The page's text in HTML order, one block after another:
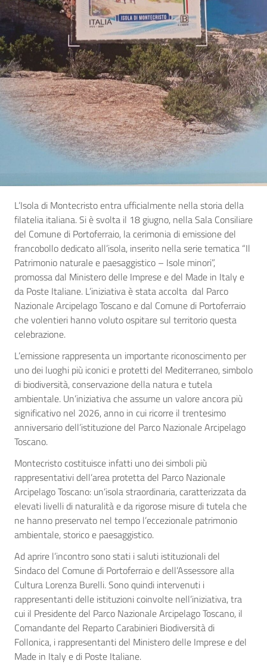
L’Isola di Montecristo entra ufficialmente nella storia della
filatelia italiana. Si è svolta il 18 giugno, nella Sala Consiliare
del Comune di Portoferraio, la cerimonia di emissione del
francobollo dedicato all’isola, inserito nella serie tematica “Il
Patrimonio naturale e paesaggistico – Isole minori”,
promossa dal Ministero delle Imprese e del Made in Italy e
da Poste Italiane. L’iniziativa è stata accolta dal Parco
Nazionale Arcipelago Toscano e dal Comune di Portoferraio
che volentieri hanno voluto ospitare sul territorio questa
celebrazione.
L’emissione rappresenta un importante riconoscimento per
uno dei luoghi più iconici e protetti del Mediterraneo, simbolo
di biodiversità, conservazione della natura e tutela
ambientale. Un’iniziativa che assume un valore ancora più
significativo nel 2026, anno in cui ricorre il trentesimo
anniversario dell’istituzione del Parco Nazionale Arcipelago
Toscano.
Montecristo costituisce infatti uno dei simboli più
rappresentativi dell’area protetta del Parco Nazionale
Arcipelago Toscano: un’isola straordinaria, caratterizzata da
elevati livelli di naturalità e da rigorose misure di tutela che
ne hanno preservato nel tempo l’eccezionale patrimonio
ambientale, storico e paesaggistico.
Ad aprire l’incontro sono stati i saluti istituzionali del
Sindaco del Comune di Portoferraio e dell’Assessore alla
Cultura Lorenza Burelli. Sono quindi intervenuti i
rappresentanti delle istituzioni coinvolte nell’iniziativa, tra
cui il Presidente del Parco Nazionale Arcipelago Toscano, il
Comandante del Reparto Carabinieri Biodiversità di
Follonica, i rappresentanti del Ministero delle Imprese e del
Made in Italy e di Poste Italiane.